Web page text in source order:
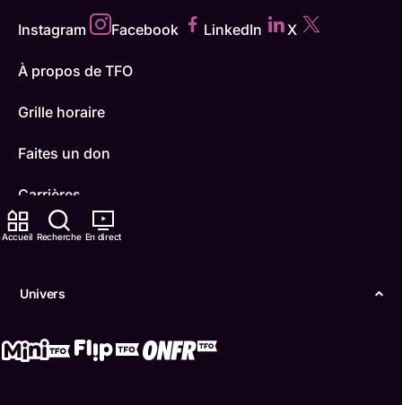
Accueil Recherche En direct
Univers
Instagram Facebook LinkedIn X
À propos de TFO
Grille horaire
Faites un don
Carrières
TFO Apprendre à la maison
ONFR